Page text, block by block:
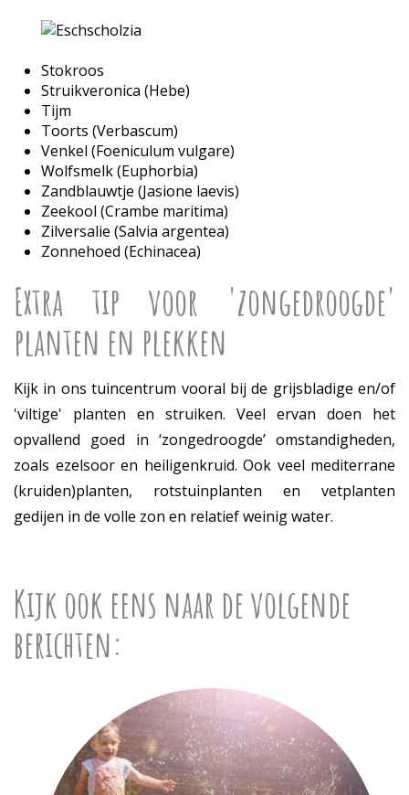
Stokroos
Struikveronica (Hebe)
Tijm
Toorts (Verbascum)
Venkel (Foeniculum vulgare)
Wolfsmelk (Euphorbia)
Zandblauwtje (Jasione laevis)
Zeekool (Crambe maritima)
Zilversalie (Salvia argentea)
Zonnehoed (Echinacea)
Extra tip voor 'zongedroogde'
planten en plekken
Kijk in ons tuincentrum vooral bij de grijsbladige en/of
'viltige' planten en struiken. Veel ervan doen het
opvallend goed in ‘zongedroogde’ omstandigheden,
zoals ezelsoor en heiligenkruid. Ook veel mediterrane
(kruiden)planten, rotstuinplanten en vetplanten
gedijen in de volle zon en relatief weinig water.
Kijk ook eens naar de volgende
berichten: